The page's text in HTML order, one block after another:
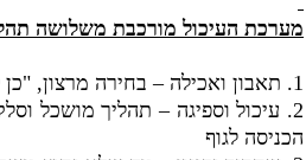
מערכת העיכול מורכבת משלושה
1. תאבון ואכילה – בחירה מרצון, "כן לחיים"
2. עיכול וספיגה – תהליך מושכל
הכניסה לגוף